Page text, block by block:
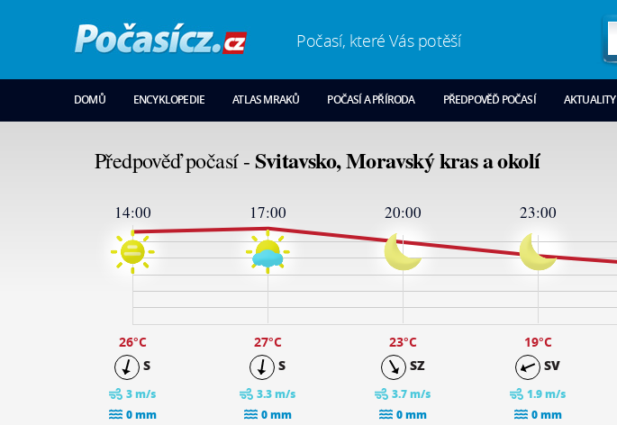
Počasí, které Vás potěší
DOMŮ ENCYKLOPEDIE ATLAS MRAKŮ POČASÍ A PŘÍRODA PŘEDPOVĚĎ POČASÍ AKTUALITY
Předpověď počasí -Svitavsko, Moravský kras a okolí
14:00
26°C
S
3 m/s
0 mm
17:00
27°C
S
3.3 m/s
0 mm
20:00
23°C
SZ
3.7 m/s
0 mm
23:00
19°C
SV
1.9 m/s
0 mm
28
24
19